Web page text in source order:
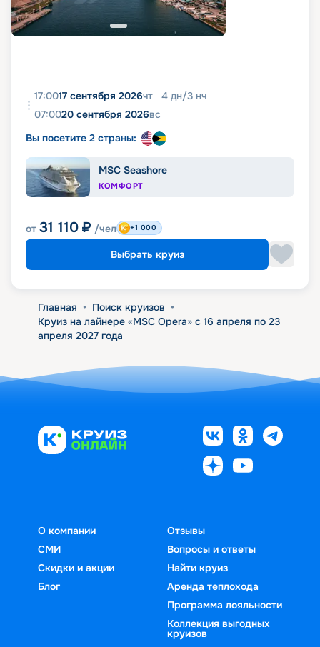
17:0017 сентября 2026чт 4 дн/3 нч
07:0020 сентября 2026вс
Вы посетите 2 страны:
MSC Seashore
КОМФОРТ
от 31 110 ₽ /чел +1 000
Выбрать круиз
Главная • Поиск круизов •
Круиз на лайнере «MSC Opera» с 16 апреля по 23
апреля 2027 года
О компании
СМИ
Скидки и акции
Блог
Отзывы
Вопросы и ответы
Найти круиз
Аренда теплохода
Программа лояльности
Коллекция выгодных
круизов